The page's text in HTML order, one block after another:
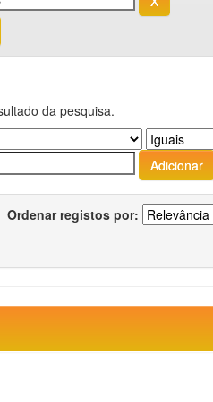
da pesquisa.
Ordenar registos por: